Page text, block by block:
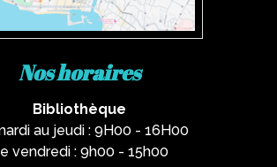
Nos horaires
Bibliothèque
au jeudi : 9H00 - 16H00
vendredi : 9h00 - 15h00